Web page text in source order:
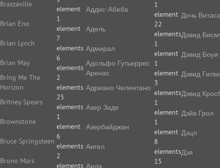
Brazzaville
element
Brian Eno
1
element
Brian Lynch
7
elements
Brian May
6
elements
Bring Me The
Horizon
2
elements
Britney Spears
25
elements
Brownstone
1
element
Bruce Springsteen
6
elements
Bruno Mars
2
elements
Аддис-Абеба
1
element
Адель
22
elements
Адмирал
1
element
Адольфо Гутьеррес
Аренас
1
element
Адриано Челентано
3
elements
Азер Заде
1
element
Азербайджан
1
element
Аигел
8
elements
Аида
15
Дочь
Дэвид
Дэвид Боуи
Дэвид
Дэвид
Дэйв Грол
Дэцл
Дэя